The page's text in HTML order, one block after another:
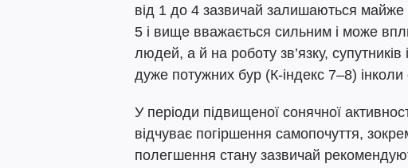
від 1 до 4 зазвичай залишаються майже
5 і вище вважається сильним і може
людей, а й на роботу зв’язку, супутників
дуже потужних бур (К-індекс 7–8) інколи
У періоди підвищеної сонячної
відчуває погіршення самопочуття,
полегшення стану зазвичай